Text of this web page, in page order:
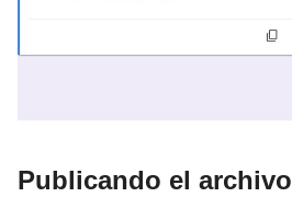
Publicando el archivo